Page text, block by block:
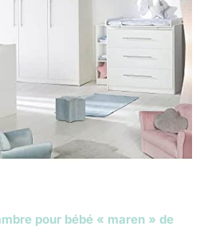
pour bébé « maren » de